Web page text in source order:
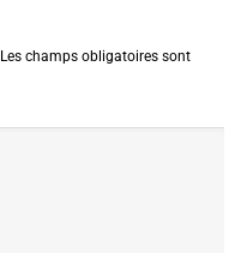
Les champs obligatoires sont